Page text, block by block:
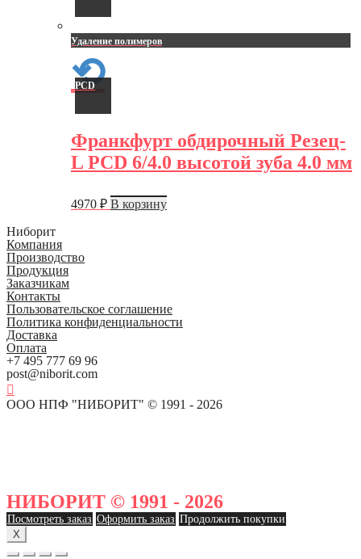
Удаление полимеров
⟲
PCD
Франкфурт обдирочный Резец-
L PCD 6/4.0 высотой зуба 4.0 мм
4970 ₽ В корзину
Ниборит
Компания
Производство
Продукция
Заказчикам
Контакты
Пользовательское соглашение
Политика конфиденциальности
Доставка
Оплата
+7 495 777 69 96
post@niborit.com
ООО НПФ "НИБОРИТ" © 1991 - 2026
НИБОРИТ © 1991 - 2026
Посмотреть заказ Оформить заказ Продолжить покупки
X